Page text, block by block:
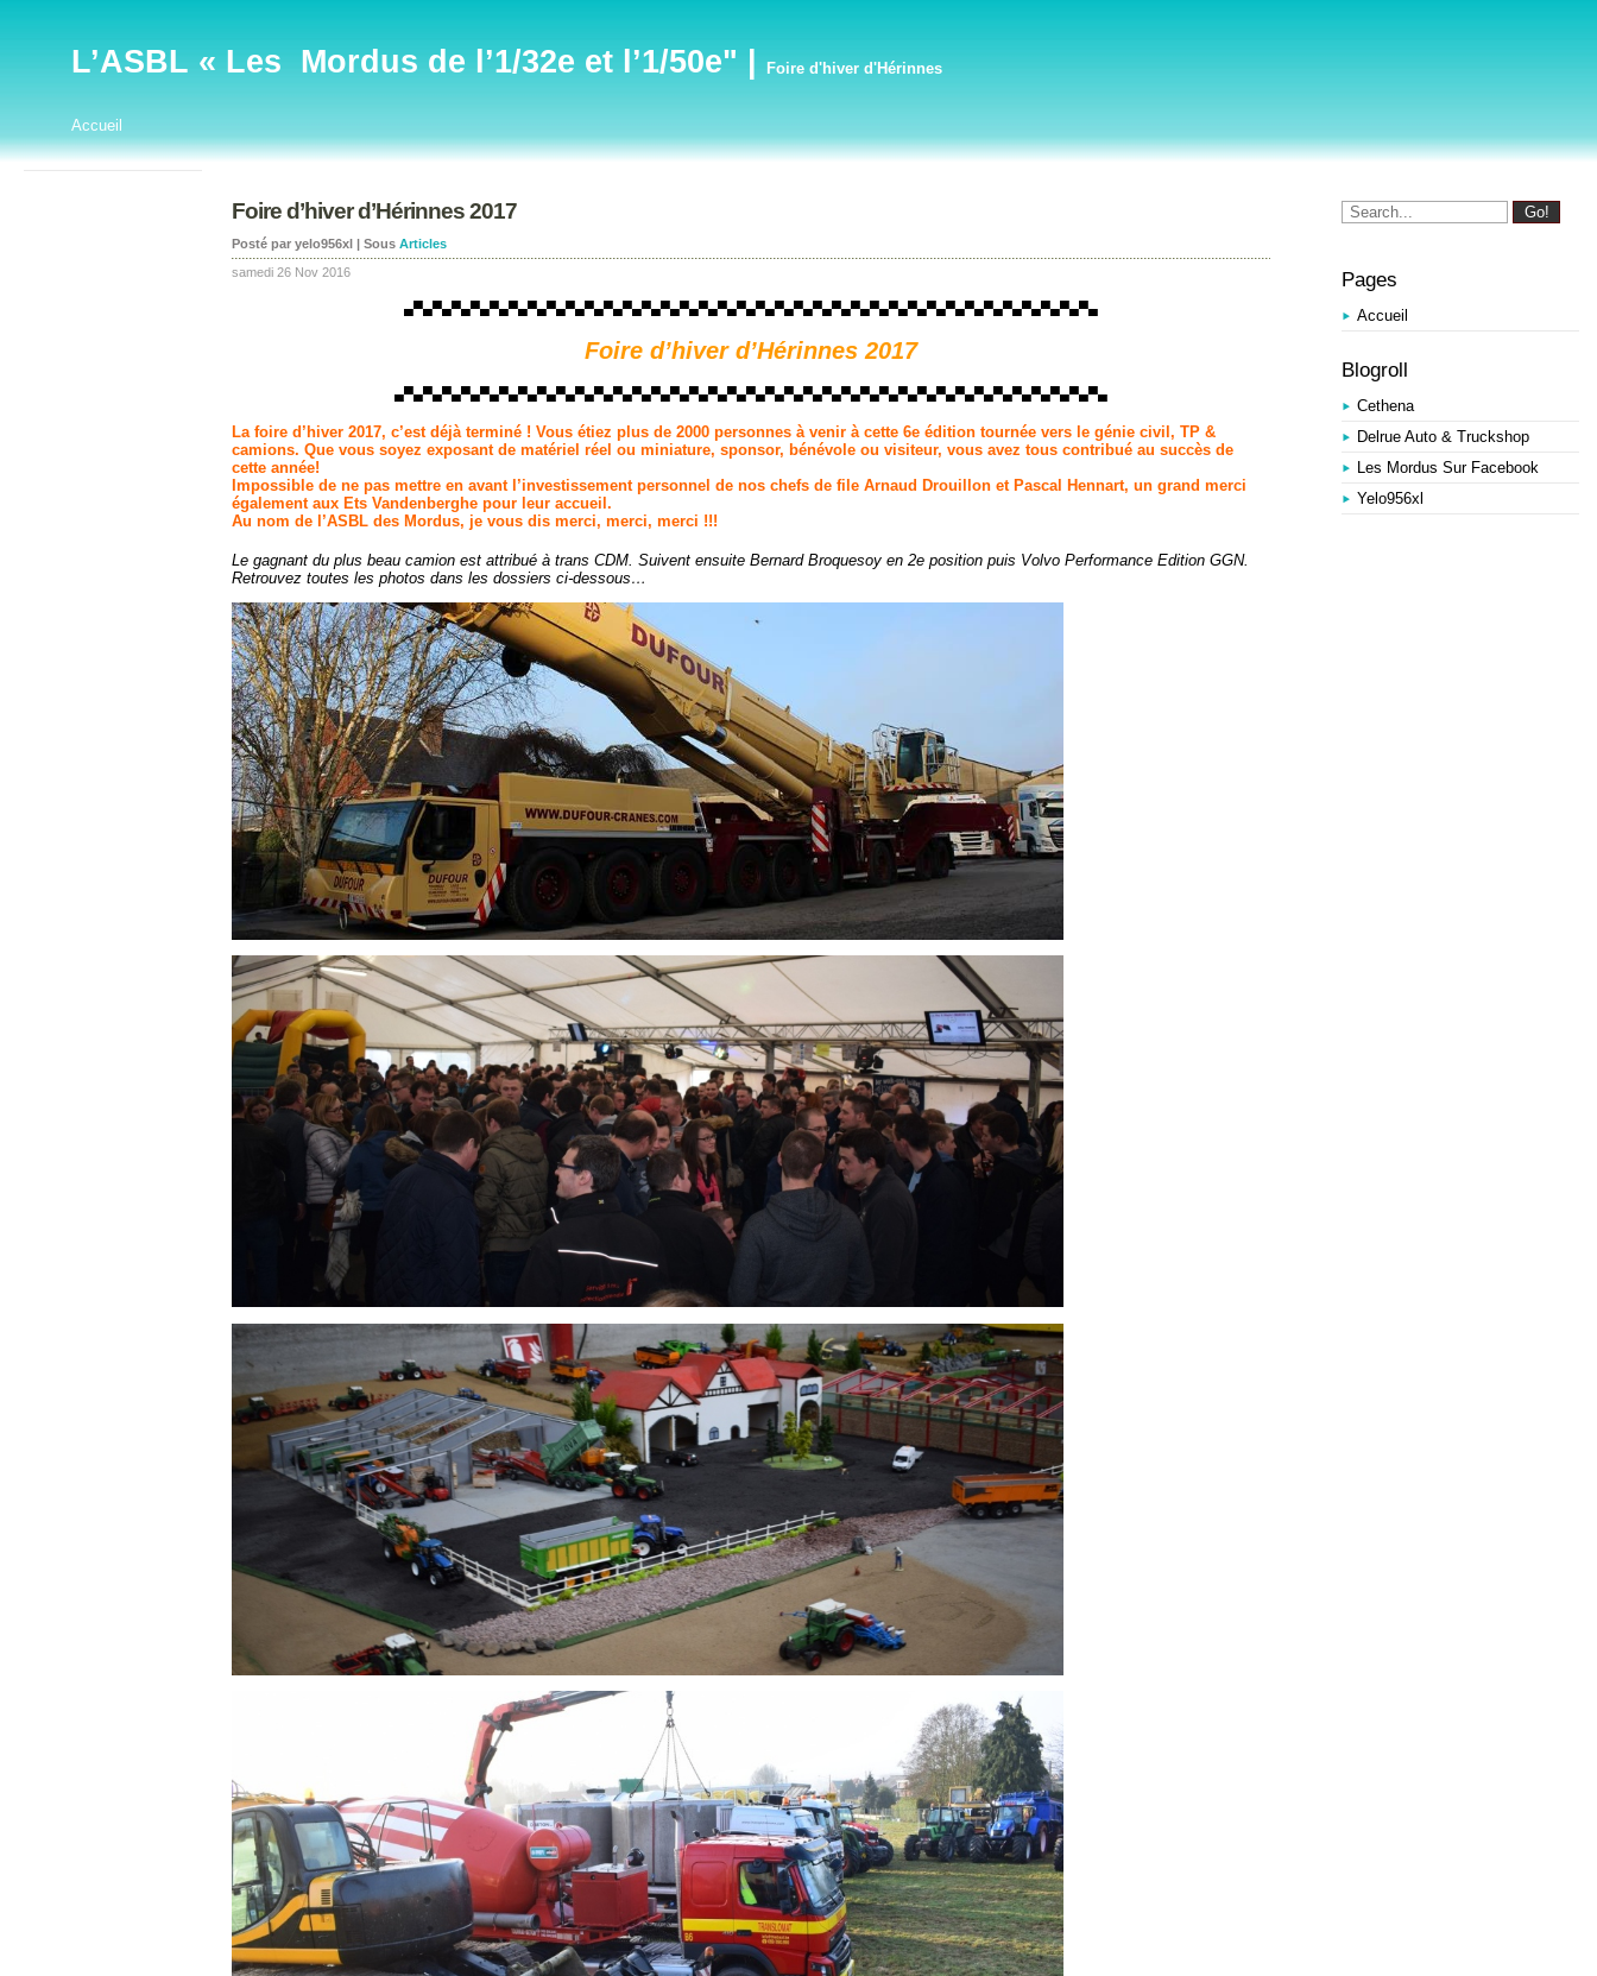
L’ASBL « Les Mordus de l’1/32e et l’1/50e" Foire d'hiver d'Hérinnes
Accueil
Foire d’hiver d’Hérinnes 2017
Posté par yelo956xl | Sous Articles
samedi 26 Nov 2016
▄▀▄▀▄▀▄▀▄▀▄▀▄▀▄▀▄▀▄▀▄▀▄▀▄▀▄▀▄▀▄▀▄▀▄▀▄▀▄▀▄▀▄▀▄▀▄▀▄▀▄▀▄▀▄▀▄▀▄▀▄▀▄▀▄▀▄▀▄▀▄▀▄
Foire d’hiver d’Hérinnes 2017
▄▀▄▀▄▀▄▀▄▀▄▀▄▀▄▀▄▀▄▀▄▀▄▀▄▀▄▀▄▀▄▀▄▀▄▀▄▀▄▀▄▀▄▀▄▀▄▀▄▀▄▀▄▀▄▀▄▀▄▀▄▀▄▀▄▀▄▀▄▀▄▀▄▀▄
La foire d’hiver 2017, c’est déjà terminé ! Vous étiez plus de 2000 personnes à venir à cette 6e édition tournée vers le génie civil, TP &
camions. Que vous soyez exposant de matériel réel ou miniature, sponsor, bénévole ou visiteur, vous avez tous contribué au succès de
cette année!
Impossible de ne pas mettre en avant l’investissement personnel de nos chefs de file Arnaud Drouillon et Pascal Hennart, un grand merci
également aux Ets Vandenberghe pour leur accueil.
Au nom de l’ASBL des Mordus, je vous dis merci, merci, merci !!!
Le gagnant du plus beau camion est attribué à trans CDM. Suivent ensuite Bernard Broquesoy en 2e position puis Volvo Performance Edition GGN.
Retrouvez toutes les photos dans les dossiers ci-dessous…
Pages
Accueil
Blogroll
Cethena
Delrue Auto & Truckshop
Les Mordus Sur Facebook
Yelo956xl